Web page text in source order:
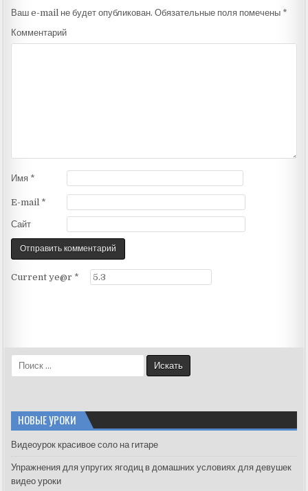
Ваш e-mail не будет опубликован. Обязательные поля помечены *
Комментарий
Имя *
E-mail *
Сайт
Current ye@r *
e
h
f
r
:
НОВЫЕ УРОКИ
Видеоурок красивое соло на гитаре
Упражнения для упругих ягодиц в домашних условиях для девушек
видео уроки